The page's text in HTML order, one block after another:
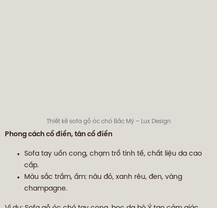
Thiết kế sofa gỗ óc chó Bắc Mỹ – Lux Design
Phong cách cổ điển, tân cổ điển
Sofa tay uốn cong, chạm trổ tinh tế, chất liệu da cao
cấp.
Màu sắc trầm, ấm: nâu đỏ, xanh rêu, đen, vàng
champagne.